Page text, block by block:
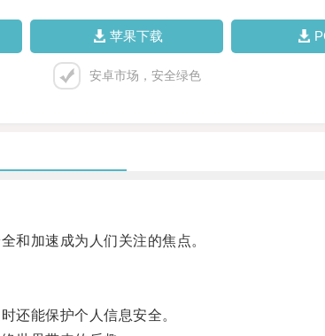
苹果下载
安卓市场，安全绿色
加速成为人们关注的焦点。
能保护个人信息安全。